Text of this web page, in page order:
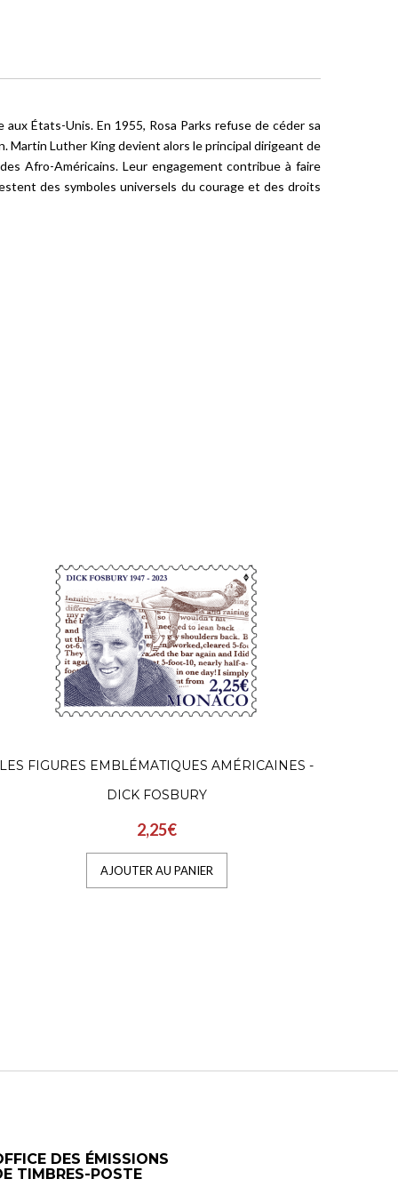
États-Unis. En 1955, Rosa Parks refuse de céder sa
Martin Luther King devient alors le principal dirigeant de
Afro-Américains. Leur engagement contribue à faire
des symboles universels du courage et des droits
LES FIGURES EMBLÉMATIQUES AMÉRICAINES -
DICK FOSBURY
2,25€
AJOUTER AU PANIER
DES ÉMISSIONS
TIMBRES-POSTE